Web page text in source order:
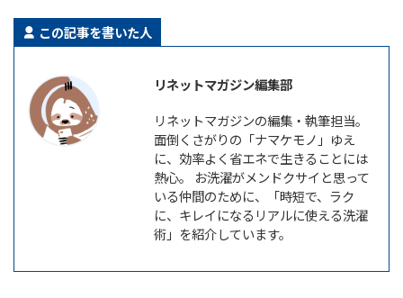
この記事を書いた人
リネットマガジン編集部
リネットマガジンの編集・執筆担当。
面倒くさがりの「ナマケモノ」ゆえ
に、効率よく省エネで生きることには
熱心。 お洗濯がメンドクサイと思って
いる仲間のために、「時短で、ラク
に、キレイになるリアルに使える洗濯
術」を紹介しています。